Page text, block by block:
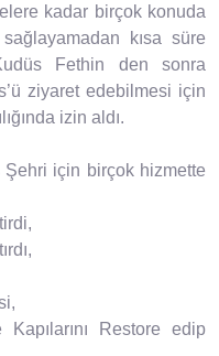
kadar birçok konuda
kısa süre
Fethin den sonra
ziyaret edebilmesi için
izin aldı.
için birçok hizmette
Kapılarını Restore edip